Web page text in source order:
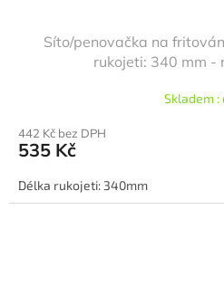
Síto/penovačka na
rukojeti: 340 mm -
Skladem
442 Kč bez DPH
535 Kč
Délka rukojeti: 340mm